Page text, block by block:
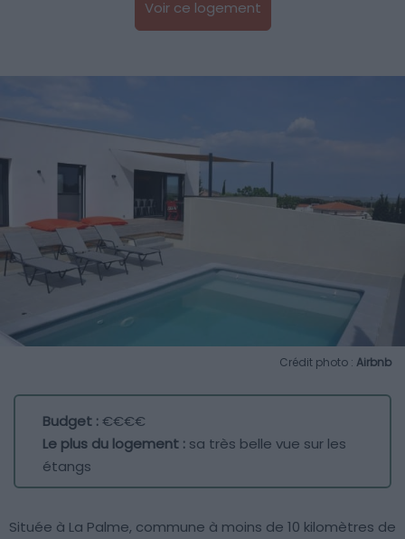
Voir ce logement
Crédit photo : Airbnb
Budget :€€€€
Le plus du logement : sa très belle vue sur les
étangs
Située à La Palme, commune à moins de 10 kilomètres de